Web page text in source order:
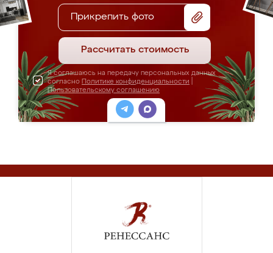
Прикрепить фото
Рассчитать стоимость
Я соглашаюсь на передачу персональных данных
согласно Политике конфиденциальности
Пользовательскому соглашению